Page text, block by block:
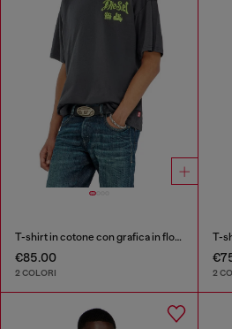
T-shirt in cotone con grafica in flock
€85.00
2 COLORI 2